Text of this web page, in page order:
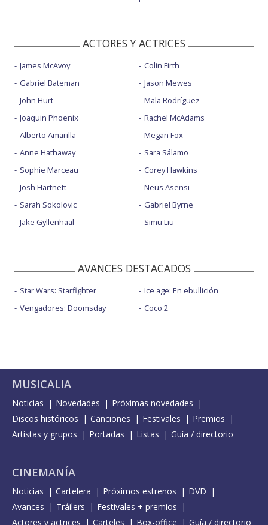
ACTORES Y ACTRICES
James McAvoy
Gabriel Bateman
John Hurt
Joaquin Phoenix
Alberto Amarilla
Anne Hathaway
Sophie Marceau
Josh Hartnett
Sarah Sokolovic
Jake Gyllenhaal
Colin Firth
Jason Mewes
Mala Rodríguez
Rachel McAdams
Megan Fox
Sara Sálamo
Corey Hawkins
Neus Asensi
Gabriel Byrne
Simu Liu
AVANCES DESTACADOS
Star Wars: Starfighter
Vengadores: Doomsday
Ice age: En ebullición
Coco 2
MUSICALIA
Noticias Novedades
Próximas novedades
Discos históricos
Canciones Festivales
Premios
Artistas y grupos
Portadas Listas Guía / directorio
CINEMANÍA
Noticias Cartelera Próximos estrenos
DVD
Avances
Tráilers
Festivales + premios
Actores y actrices
Carteles Box-office Guía / directorio